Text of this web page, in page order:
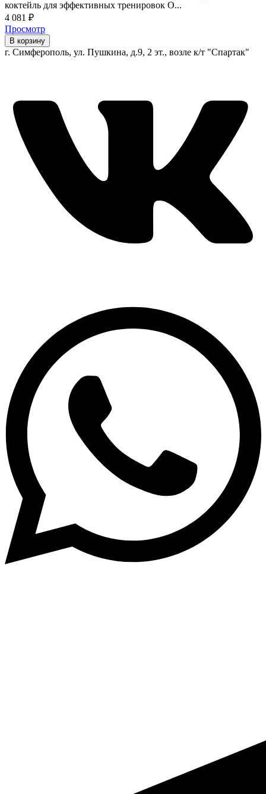
коктейль для эффективных тренировок О...
4 081 ₽
Просмотр
В корзину
г. Симферополь, ул. Пушкина, д.9, 2 эт., возле к/т "Спартак"